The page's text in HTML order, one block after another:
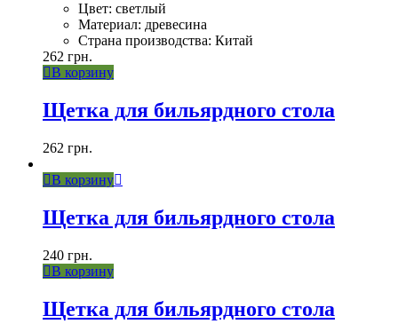
Цвет: светлый
Материал: древесина
Страна производства: Китай
262 грн.
В корзину
Щетка для бильярдного стола
262 грн.
В корзину
Щетка для бильярдного стола
240 грн.
В корзину
Щетка для бильярдного стола